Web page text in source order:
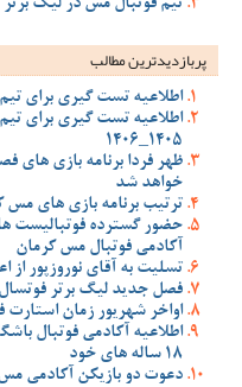
تیم فوتبال مس در لیگ برتر 87_1386، با خاطرات مس
پربازدیدترین‌ مطالب
اطلاعیه تست گیری برای تیم
اطلاعیه تست گیری برای
1405_1406
ظهر فردا برنامه بازی
خواهد شد
ترتیب برنامه بازی های
حضور گسترده فوتبالیست
آکادمی فوتبال مس کرمان
تسلیت به آقای نوروزپور
فصل جدید لیگ برتر فوتسال
اواخر شهریور زمان
اطلاعیه آکادمی فوتبال
18 ساله های خود
دعوت دو بازیکن آکادمی مس